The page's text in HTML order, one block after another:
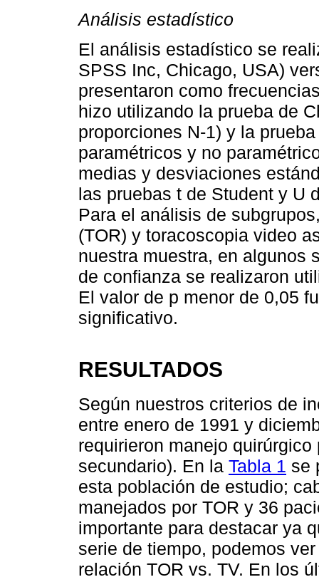
Análisis estadístico
El análisis estadístico se
SPSS Inc, Chicago, USA)
presentaron como
hizo utilizando la prueba de
proporciones N-1) y la
paramétricos y no
medias y desviaciones
las pruebas t de Student y U
Para el análisis de
(TOR) y toracoscopia video
nuestra muestra, en algunos
de confianza se realizaron
El valor de p menor de 0,05
significativo.
RESULTADOS
Según nuestros criterios de
entre enero de 1991 y
requirieron manejo
secundario). En la Tabla 1 se
esta población de estudio;
manejados por TOR y 36
importante para destacar ya
serie de tiempo, podemos
relación TOR vs. TV. En los